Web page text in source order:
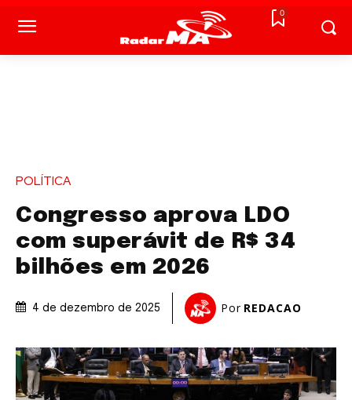
0
POLÍTICA
Congresso aprova LDO
com superávit de R$ 34
bilhões em 2026
4 de dezembro de 2025 Por REDACAO